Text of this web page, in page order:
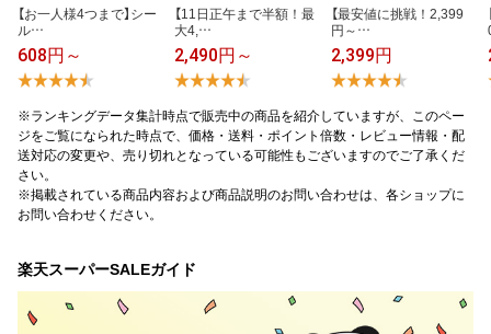
【​お​一​人​様​4​つ​ま​で​】​シ​ー​
ル​…
608円～
【​1​1​日​正​午​ま​で​半​額​！​最​
大​4​,​…
2,490円～
【​最​安​値​に​挑​戦​！​2​,​3​9​9​
円​～​…
2,399円
※ランキングデータ集計時点で販売中の商品を紹介していますが、このペー
ジをご覧になられた時点で、価格・送料・ポイント倍数・レビュー情報・配
送対応の変更や、売り切れとなっている可能性もございますのでご了承くだ
さい。
※掲載されている商品内容および商品説明のお問い合わせは、各ショップに
お問い合わせください。
楽天スーパーSALEガイド